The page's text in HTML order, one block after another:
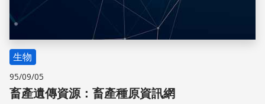
生物
95/09/05
畜產遺傳資源：畜產種原資訊網